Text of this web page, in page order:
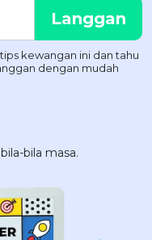
bila masa.